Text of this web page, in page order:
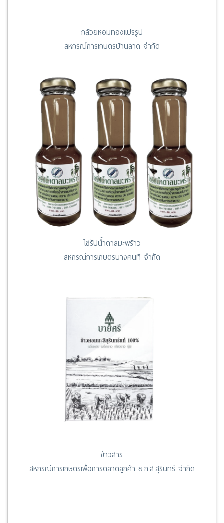
กล้วยหอมทองแปรรูป
สหกรณ์การเกษตรบ้านลาด จำกัด
ไซรัปน้ำตาลมะพร้าว
สหกรณ์การเกษตรบางคนที จำกัด
ข้าวสาร
สหกรณ์การเกษตรเพื่อการตลาดลูกค้า ธ.ก.ส.สุรินทร์ จำกัด